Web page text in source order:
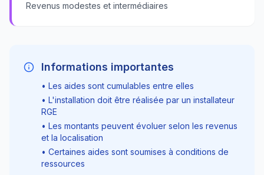
Revenus modestes et intermédiaires
Informations importantes
• Les aides sont cumulables entre elles
• L'installation doit être réalisée par un installateur
RGE
• Les montants peuvent évoluer selon les revenus
et la localisation
• Certaines aides sont soumises à conditions de
ressources